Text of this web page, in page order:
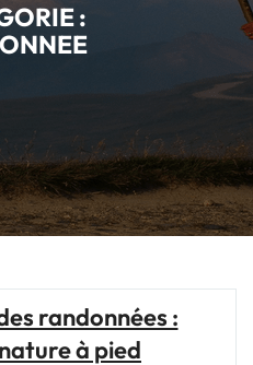
:
randonnées :
à pied